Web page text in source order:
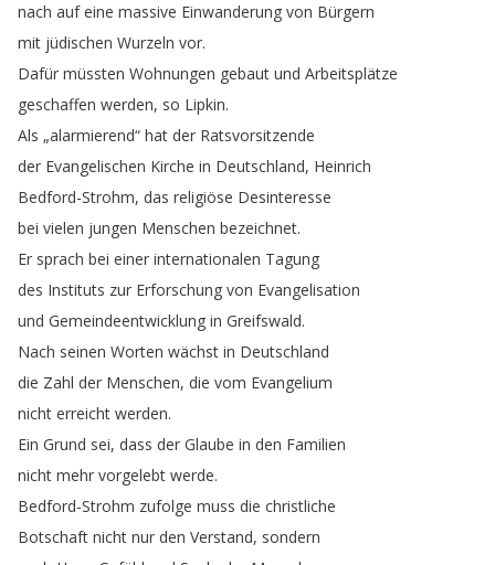
nach auf eine massive Einwanderung von Bürgern
mit jüdischen Wurzeln vor.
Dafür müssten Wohnungen gebaut und Arbeitsplätze
geschaffen werden, so Lipkin.
Als „alarmierend“ hat der Ratsvorsitzende
der Evangelischen Kirche in Deutschland, Heinrich
Bedford-Strohm, das religiöse Desinteresse
bei vielen jungen Menschen bezeichnet.
Er sprach bei einer internationalen Tagung
des Instituts zur Erforschung von Evangelisation
und Gemeindeentwicklung in Greifswald.
Nach seinen Worten wächst in Deutschland
die Zahl der Menschen, die vom Evangelium
nicht erreicht werden.
Ein Grund sei, dass der Glaube in den Familien
nicht mehr vorgelebt werde.
Bedford-Strohm zufolge muss die christliche
Botschaft nicht nur den Verstand, sondern